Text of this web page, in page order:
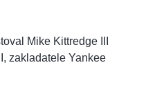
Mike Kittredge III
zakladatele Yankee